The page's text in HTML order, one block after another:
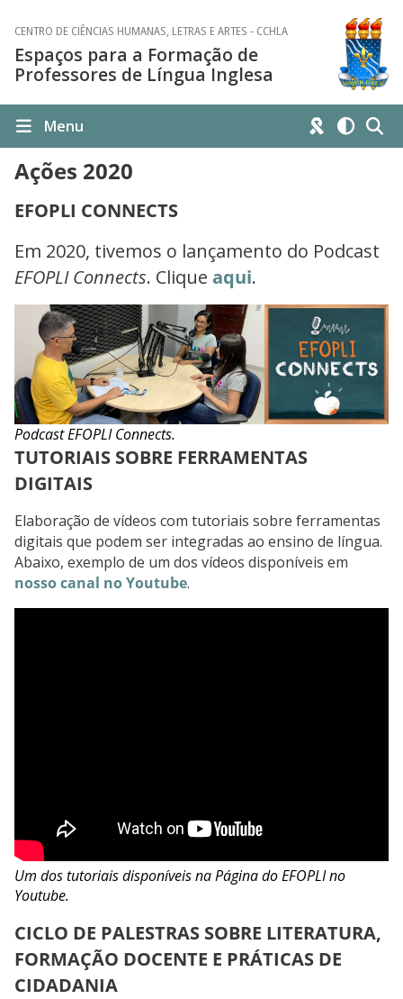
CENTRO DE CIÊNCIAS HUMANAS, LETRAS E ARTES - CCHLA
Espaços para a Formação de
Professores de Língua Inglesa
Menu
Ações 2020
EFOPLI CONNECTS
Em 2020, tivemos o lançamento do Podcast
EFOPLI Connects. Clique aqui.
Podcast EFOPLI Connects.
TUTORIAIS SOBRE FERRAMENTAS
DIGITAIS
Elaboração de vídeos com tutoriais sobre ferramentas
digitais que podem ser integradas ao ensino de língua.
Abaixo, exemplo de um dos vídeos disponíveis em
nosso canal no Youtube.
Um dos tutoriais disponíveis na Página do EFOPLI no
Youtube.
CICLO DE PALESTRAS SOBRE LITERATURA,
FORMAÇÃO DOCENTE E PRÁTICAS DE
CIDADANIA